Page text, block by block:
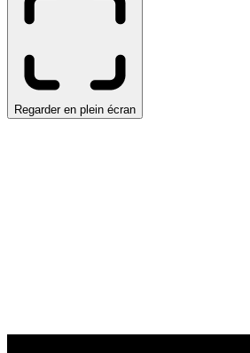
Regarder en plein écran